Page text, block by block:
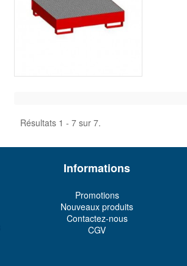
Résultats 1 - 7 sur 7.
Informations
Promotions
Nouveaux produits
Contactez-nous
CGV